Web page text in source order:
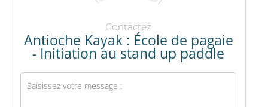
Contactez
Antioche Kayak : École de pagaie
- Initiation au stand up paddle